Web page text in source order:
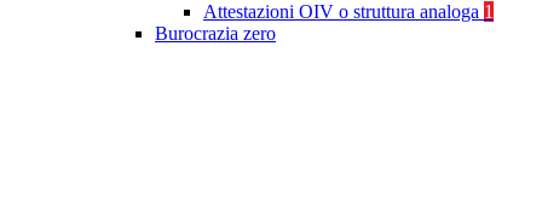
Attestazioni OIV o struttura analoga 1
Burocrazia zero